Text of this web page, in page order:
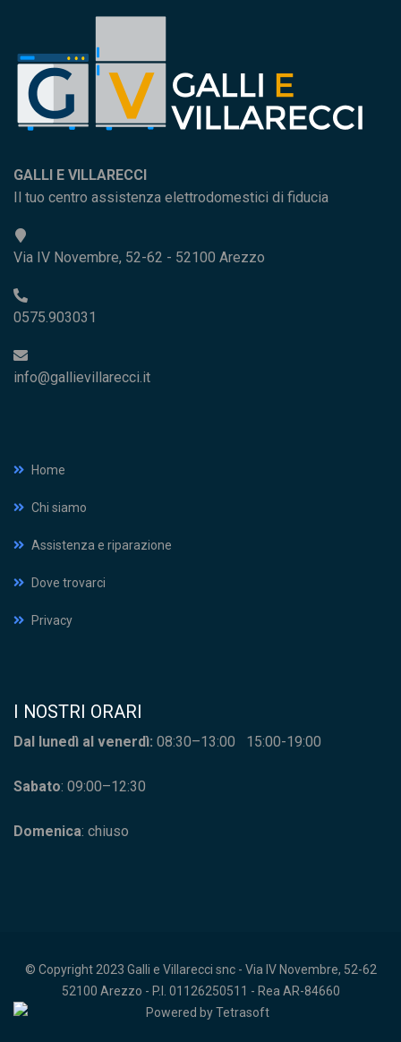
GALLI E VILLARECCI
Il tuo centro assistenza elettrodomestici di fiducia
Via IV Novembre, 52-62 - 52100 Arezzo
0575.903031
info@gallievillarecci.it
Home
Chi siamo
Assistenza e riparazione
Dove trovarci
Privacy
I NOSTRI ORARI
Dal lunedì al venerdì: 08:30–13:00 15:00-19:00
Sabato: 09:00–12:30
Domenica: chiuso
© Copyright 2023 Galli e Villarecci snc - Via IV Novembre, 52-62
52100 Arezzo - P.I. 01126250511 - Rea AR-84660